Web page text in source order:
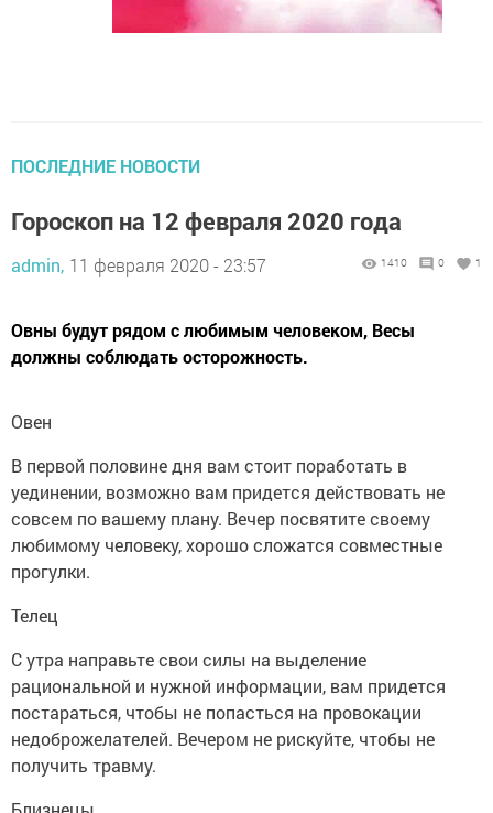
ПОСЛЕДНИЕ НОВОСТИ
Гороскоп на 12 февраля 2020 года
admin, 11 февраля 2020 - 23:57 1410 0 1
Овны будут рядом с любимым человеком, Весы
должны соблюдать осторожность.
Овен
В первой половине дня вам стоит поработать в
уединении, возможно вам придется действовать не
совсем по вашему плану. Вечер посвятите своему
любимому человеку, хорошо сложатся совместные
прогулки.
Телец
С утра направьте свои силы на выделение
рациональной и нужной информации, вам придется
постараться, чтобы не попасться на провокации
недоброжелателей. Вечером не рискуйте, чтобы не
получить травму.